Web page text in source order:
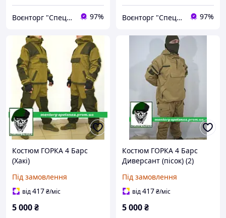
Воєнторг "Спецназ" - найкращий український військовий магазин — виробник! 97% Воєнторг "Спецназ" - найкращий український військовий магазин — виробник! 97%
Костюм ГОРКА 4 Барс
(Хакі)
Під замовлення
від417₴/міс
5 000₴
Костюм ГОРКА 4 Барс
Диверсант (пісок) (2)
Під замовлення
від417₴/міс
5 000₴